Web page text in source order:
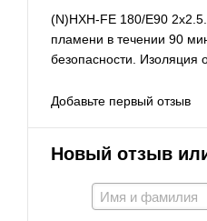
(N)HXH-FE 180/E90
пламени в течении 90
безопасности. Изоляция
Добавьте первый отзыв
Новый отзыв